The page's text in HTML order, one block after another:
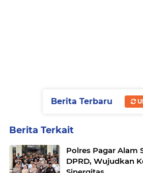
Berita Terkait
Polres Pagar Alam
DPRD, Wujudkan
Berita Terbaru